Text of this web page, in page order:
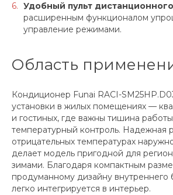
Удобный пульт
расширенным функционалом
управление режимами.
Область
Кондиционер Funai RACI-
установки в жилых помещениях —
и гостиных, где важны тишина
температурный контроль. Надежная
отрицательных температурах
делает модель пригодной для
зимами. Благодаря компактным
продуманному дизайну внутреннего
легко интегрируется в интерьер.